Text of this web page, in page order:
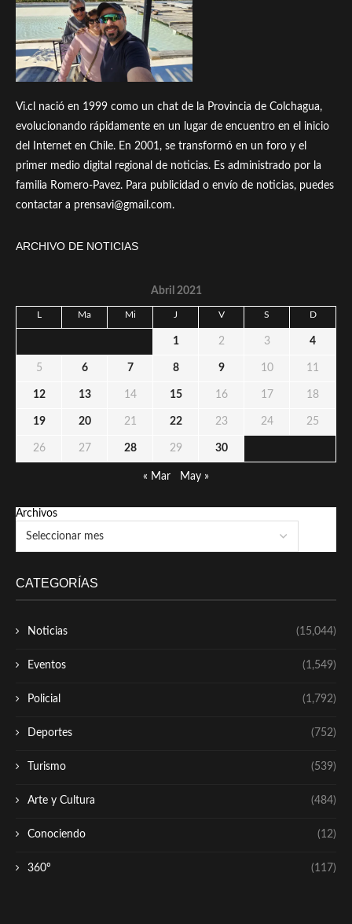
Vi.cl nació en 1999 como un chat de la Provincia de Colchagua,
evolucionando rápidamente en un lugar de encuentro en el inicio
del Internet en Chile. En 2001, se transformó en un foro y el
primer medio digital regional de noticias. Es administrado por la
familia Romero-Pavez. Para publicidad o envío de noticias, puedes
contactar a prensavi@gmail.com.
ARCHIVO DE NOTICIAS
Abril 2021
L Ma Mi J V S D
1 2 3 4
5 6 7 8 9 10 11
12 13 14 15 16 17 18
19 20 21 22 23 24 25
26 27 28 29 30
« Mar May »
Archivos
CATEGORÍAS
Noticias (15,044)
Eventos (1,549)
Policial (1,792)
Deportes (752)
Turismo (539)
Arte y Cultura (484)
Conociendo (12)
360º (117)